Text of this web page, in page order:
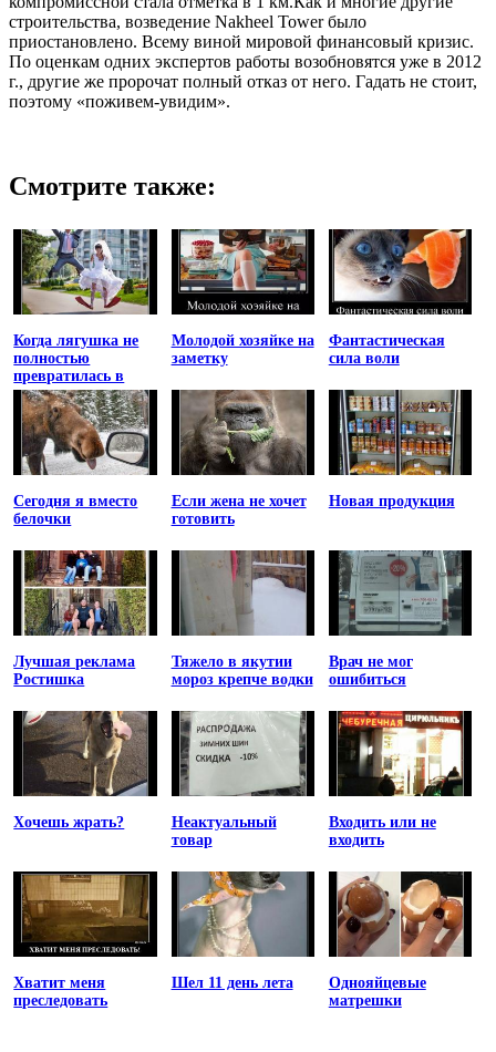
строительства, возведение Nakheel Tower было
приостановлено. Всему виной мировой финансовый кризис.
По оценкам одних экспертов работы возобновятся уже в 2012
г., другие же пророчат полный отказ от него. Гадать не стоит,
поэтому «поживем-увидим».
Смотрите также:
Когда лягушка не
полностью
превратилась в
принцессу
Молодой хозяйке на
заметку
Фантастическая
сила воли
Сегодня я вместо
белочки
Если жена не хочет
готовить
Новая продукция
Лучшая реклама
Ростишка
Тяжело в якутии
мороз крепче водки
Врач не мог
ошибиться
Хочешь жрать?
Неактуальный
товар
Входить или не
входить
Хватит меня
преследовать
Шел 11 день лета
Однояйцевые
матрешки